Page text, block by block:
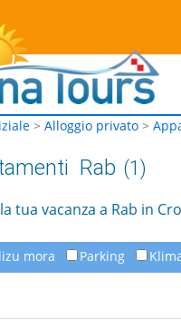
> Alloggio privato >
Rab (1)
tua vacanza a Rab in
mora Parking